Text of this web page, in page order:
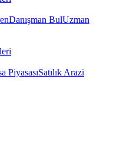
Danışman BulUzman
PiyasasıSatılık Arazi